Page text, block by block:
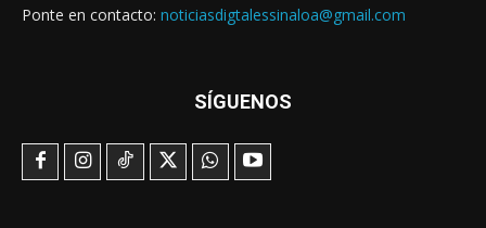
Ponte en contacto: noticiasdigtalessinaloa@gmail.com
SÍGUENOS